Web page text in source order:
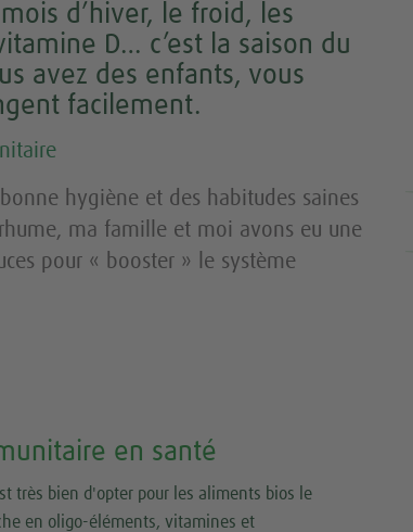
d’hiver, le froid, les
D… c’est la saison du
avez des enfants, vous
facilement.
hygiène et des habitudes saines
ma famille et moi avons eu une
pour « booster » le système
en santé
très bien d'opter pour les aliments bios le
en oligo-éléments, vitamines et